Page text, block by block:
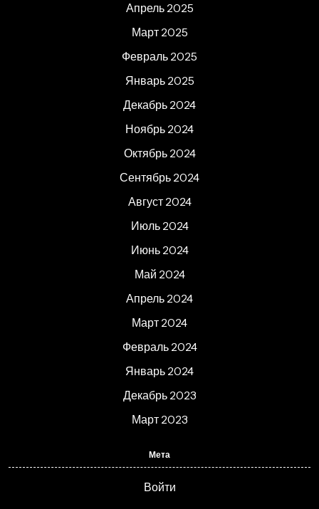
Апрель 2025
Март 2025
Февраль 2025
Январь 2025
Декабрь 2024
Ноябрь 2024
Октябрь 2024
Сентябрь 2024
Август 2024
Июль 2024
Июнь 2024
Май 2024
Апрель 2024
Март 2024
Февраль 2024
Январь 2024
Декабрь 2023
Март 2023
Мета
Войти